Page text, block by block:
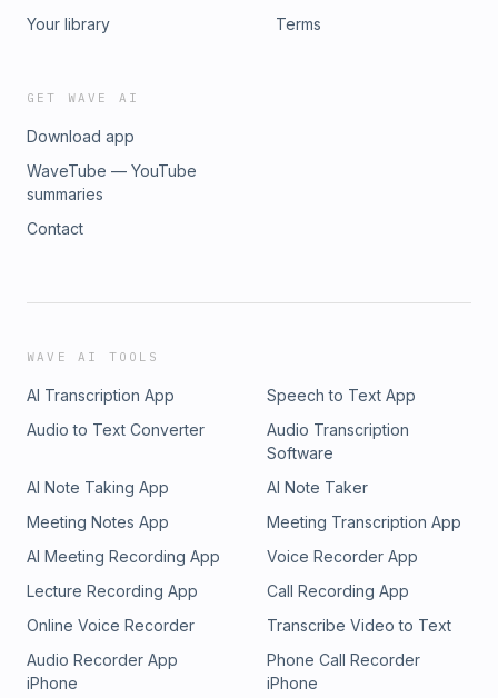
Your library
Terms
GET WAVE AI
Download app
WaveTube — YouTube
summaries
Contact
WAVE AI TOOLS
AI Transcription App
Speech to Text App
Audio to Text Converter
Audio Transcription
Software
AI Note Taking App
AI Note Taker
Meeting Notes App
Meeting Transcription App
AI Meeting Recording App
Voice Recorder App
Lecture Recording App
Call Recording App
Online Voice Recorder
Transcribe Video to Text
Audio Recorder App
iPhone
Phone Call Recorder
iPhone